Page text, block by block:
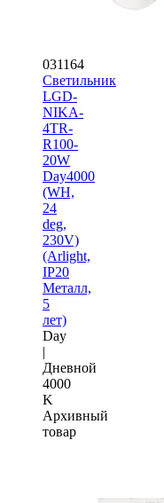
031164
Светильник
LGD-
NIKA-
4TR-
R100-
20W
Day4000
(WH,
24
deg,
230V)
(Arlight,
IP20
Металл,
5
лет)
Day
|
Дневной
4000
K
Архивный
товар